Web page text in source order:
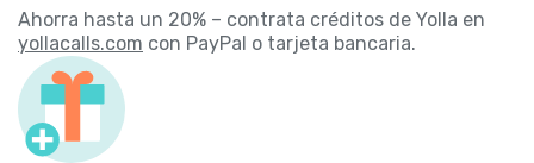
Ahorra hasta un 20% – contrata créditos de Yolla en
yollacalls.com con PayPal o tarjeta bancaria.